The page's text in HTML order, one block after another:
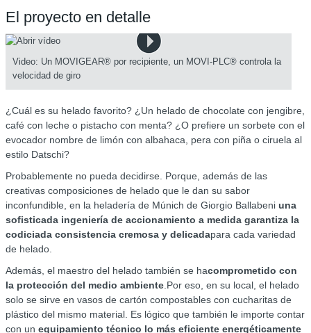
El proyecto en detalle
Video: Un MOVIGEAR® por recipiente, un MOVI-PLC® controla la
velocidad de giro
¿Cuál es su helado favorito? ¿Un helado de chocolate con jengibre,
café con leche o pistacho con menta? ¿O prefiere un sorbete con el
evocador nombre de limón con albahaca, pera con piña o ciruela al
estilo Datschi?
Probablemente no pueda decidirse. Porque, además de las
creativas composiciones de helado que le dan su sabor
inconfundible, en la heladería de Múnich de Giorgio Ballabeni una
sofisticada ingeniería de accionamiento a medida garantiza la
codiciada consistencia cremosa y delicadapara cada variedad
de helado.
Además, el maestro del helado también se hacomprometido con
la protección del medio ambiente .Por eso, en su local, el helado
solo se sirve en vasos de cartón compostables con cucharitas de
plástico del mismo material. Es lógico que también le importe contar
con un equipamiento técnico lo más eficiente energéticamente